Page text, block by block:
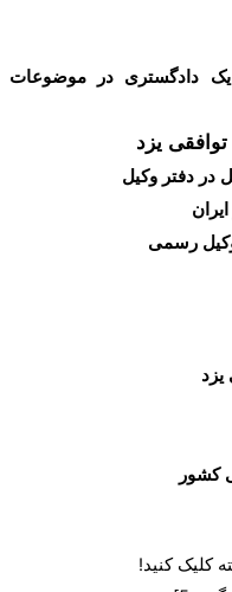
یک دادگستری در موضوعات
یزد
در دفتر وکیل
وکیل رسمی
کشور
کلیک کنید!